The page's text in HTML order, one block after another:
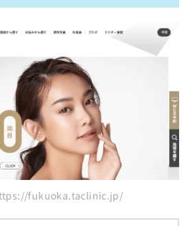
fukuoka.taclinic.jp/